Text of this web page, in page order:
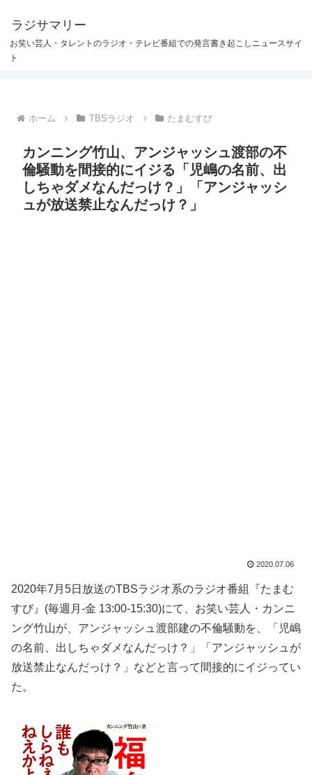
ラジサマリー
お笑い芸人・タレントのラジオ・テレビ番組での発言書き起こしニュースサイ
ト
ホーム TBSラジオ たまむすび
カンニング竹山、アンジャッシュ渡部の不
倫騒動を間接的にイジる「児嶋の名前、出
しちゃダメなんだっけ？」「アンジャッシ
ュが放送禁止なんだっけ？」
2020.07.06
2020年7月5日放送のTBSラジオ系のラジオ番組『たまむ
すび』(毎週月-金 13:00-15:30)にて、お笑い芸人・カンニ
ング竹山が、アンジャッシュ渡部建の不倫騒動を、「児嶋
の名前、出しちゃダメなんだっけ？」「アンジャッシュが
放送禁止なんだっけ？」などと言って間接的にイジってい
た。